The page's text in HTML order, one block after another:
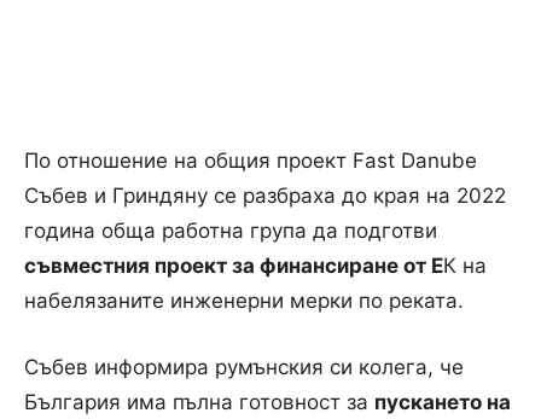
По отношение на общия проект Fast Danube
Събев и Гриндяну се разбраха до края на 2022
година обща работна група да подготви
съвместния проект за финансиране от ЕК на
набелязаните инженерни мерки по реката.
Събев информира румънския си колега, че
България има пълна готовност за пускането на